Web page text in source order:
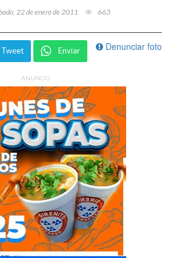
22 de enero de 2011 663
Denunciar foto
Tweet Enviar
ANUNCIO